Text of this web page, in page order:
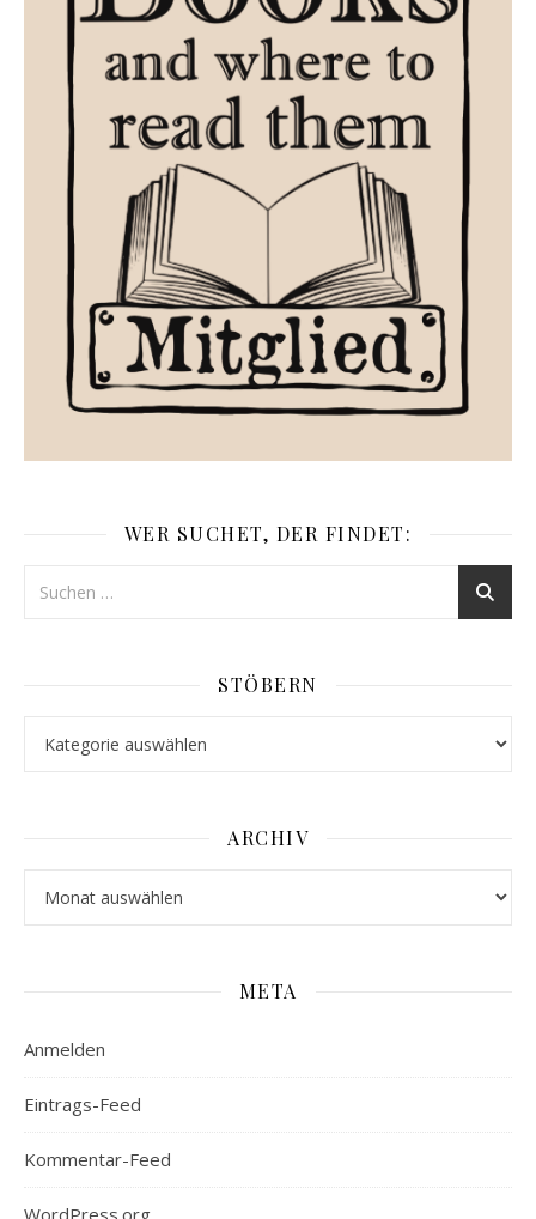
WER SUCHET, DER FINDET:
STÖBERN
ARCHIV
META
Anmelden
Eintrags-Feed
Kommentar-Feed